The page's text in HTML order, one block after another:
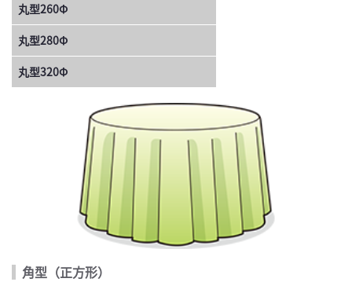
丸型260Φ
丸型280Φ
丸型320Φ
角型（正方形）